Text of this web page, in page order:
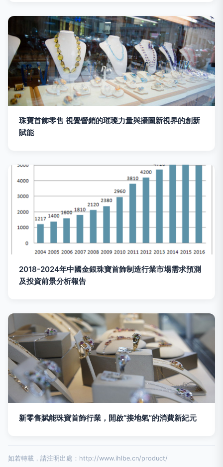
珠寶首飾零售 視覺營銷的璀璨力量與攝圖新視界的創新
賦能
2018-2024年中國金銀珠寶首飾制造行業市場需求預測
及投資前景分析報告
新零售賦能珠寶首飾行業，開啟“接地氣”的消費新紀元
如若轉載，請注明出處：http://www.ihlbe.cn/product/